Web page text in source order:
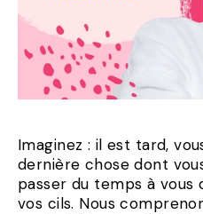
Imaginez : il est tard,
dernière chose dont
passer du temps à
vos cils. Nous